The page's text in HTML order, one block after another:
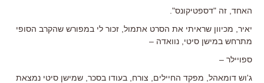
האחד, זה "דספטיקונס".
יאיר, מכיוון שראיתי את הסרט אתמול, זכור לי במפורש שהקרב הסופי
מתרחש במישן סיטי, נוואדה –
ספויילר –
ג'וש דומאהל, מפקד החיילים, צורח, בעודו בסכר, שמישן סיטי נמצאת